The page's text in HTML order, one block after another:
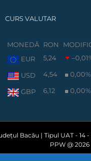
CURS VALUTAR
MONEDĂ RON
EUR
5,24 –0,01
USD 4,54 0,00%
GBP 6,12 0,00%
Bacău | Tipul UAT - 14
PPW @ 2026